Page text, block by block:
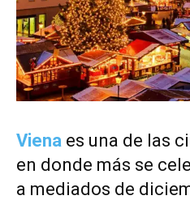
Viena es una de las
en donde más se
a mediados de